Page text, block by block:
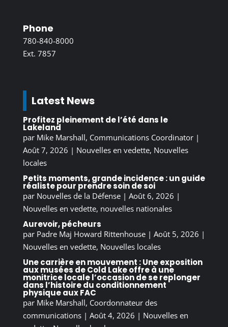
Phone
780-840-8000
Ext. 7857
Latest News
Profitez pleinement de l’été dans le
Lakeland
par Mike Marshall, Communications Coordinator|
Août 7, 2026 | Nouvelles en vedette, Nouvelles
locales
Petits moments, grande incidence : un guide
réaliste pour prendre soin de soi
par Nouvelles de la Défense| Août 6, 2026 |
Nouvelles en vedette, nouvelles nationales
Aurevoir, pécheurs
par Padre Maj Howard Rittenhouse| Août 5, 2026 |
Nouvelles en vedette, Nouvelles locales
Une carrière en mouvement : Une exposition
aux musées de Cold Lake offre à une
monitrice locale l’occasion de se replonger
dans l’histoire du conditionnement
physique aux FAC
par Mike Marshall, Coordonnateur des
communications| Août 4, 2026 | Nouvelles en